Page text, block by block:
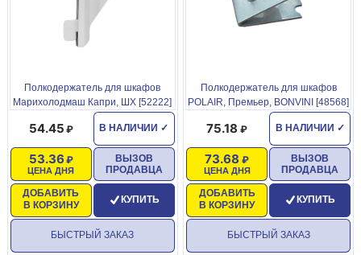
Полкодержатель для шкафов
Марихолодмаш Капри, ШХ [52222]
В НАЛИЧИИ ✓
54.45
ЦЕНА ДНЯ
53.36
ДОБАВИТЬ
В КОРЗИНУ
ВЫЗОВ
ПРОДАВЦА
КУПИТЬ
БЫСТРЫЙ ЗАКАЗ
Полкодержатель для шкафов
POLAIR, Премьер, BONVINI [48568]
В НАЛИЧИИ ✓
75.18
ЦЕНА ДНЯ
73.68
ДОБАВИТЬ
В КОРЗИНУ
ВЫЗОВ
ПРОДАВЦА
КУПИТЬ
БЫСТРЫЙ ЗАКАЗ